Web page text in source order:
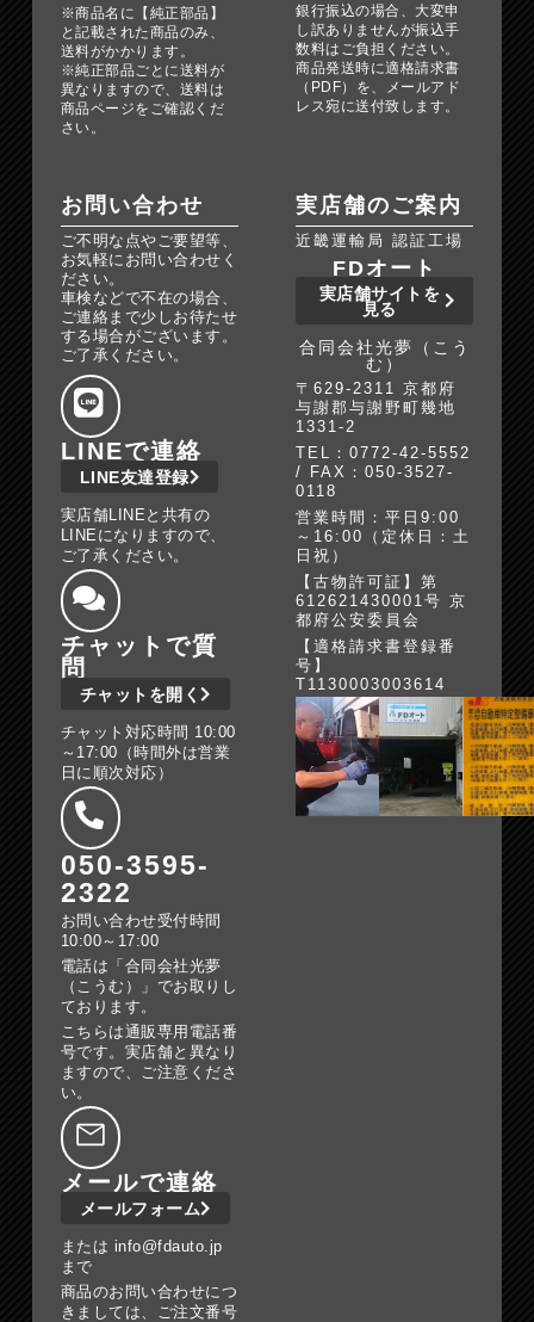
※商品名に【純正部品】
と記載された商品のみ、
送料がかかります。
※純正部品ごとに送料が
異なりますので、送料は
商品ページをご確認くだ
さい。
銀行振込の場合、大変申
し訳ありませんが振込手
数料はご負担ください。
商品発送時に適格請求書
（PDF）を、メールアド
レス宛に送付致します。
お問い合わせ
ご不明な点やご要望等、
お気軽にお問い合わせく
ださい。
車検などで不在の場合、
ご連絡まで少しお待たせ
する場合がございます。
ご了承ください。
LINEで連絡
LINE友達登録
実店舗LINEと共有の
LINEになりますので、
ご了承ください。
チャットで質
問
チャットを開く
チャット対応時間 10:00
～17:00（時間外は営業
日に順次対応）
050-3595-
2322
お問い合わせ受付時間
10:00～17:00
電話は「合同会社光夢
（こうむ）」でお取りし
ております。
こちらは通販専用電話番
号です。実店舗と異なり
ますので、ご注意くださ
い。
メールで連絡
メールフォーム
または info@fdauto.jp
まで
商品のお問い合わせにつ
きましては、ご注文番号
実店舗のご案内
近畿運輸局 認証工場
FDオート
実店舗サイトを
見る
合同会社光夢（こう
む）
〒629-2311 京都府
与謝郡与謝野町幾地
1331-2
TEL：0772-42-5552
/ FAX：050-3527-
0118
営業時間：平日9:00
～16:00（定休日：土
日祝）
【古物許可証】第
612621430001号 京
都府公安委員会
【適格請求書登録番
号】
T1130003003614